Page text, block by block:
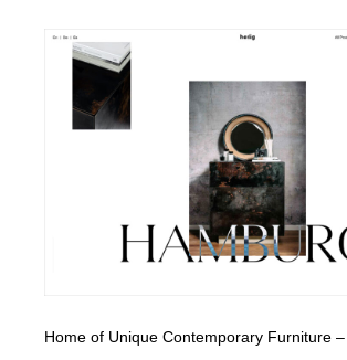
Home of Unique Contemporary Furniture